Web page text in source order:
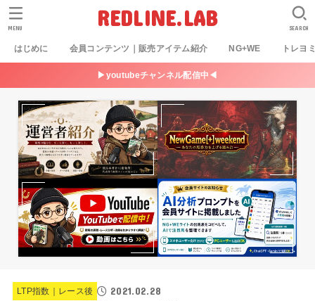
REDLINE.LAB
はじめに 会員コンテンツ｜販売アイテム紹介 NG+WE トレヨ
SEARCH
MENU
▶youtubeチャンネル配信中◀
LTP指数｜レース後 2021.02.28